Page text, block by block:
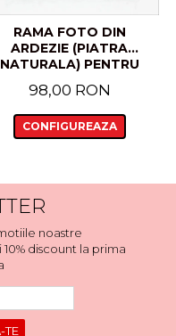
RAMA FOTO DIN
ARDEZIE (PIATRA
NATURALA) PENTRU
PERSONALIZATA CU
TEXTUL "ITI
MULTUMESC CA EXISTI
IN VIATA MEA"
98,00 RON
CONFIGUREAZA
noastre
discount la prima